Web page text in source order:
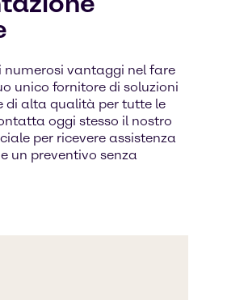
numerosi vantaggi nel fare
unico fornitore di soluzioni
di alta qualità per tutte le
oggi stesso il nostro
per ricevere assistenza
un preventivo senza